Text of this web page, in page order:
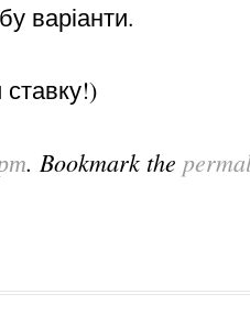
варіанти.
. Bookmark the